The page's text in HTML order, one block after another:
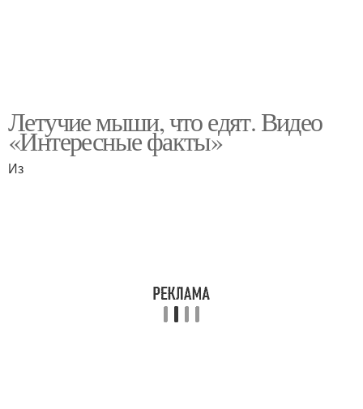
Летучие мыши, что едят. Видео
«Интересные факты»
Из